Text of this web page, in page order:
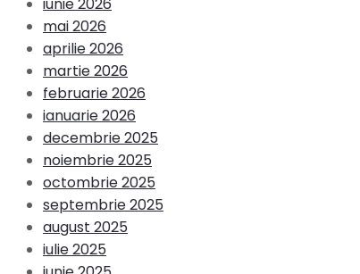
mai 2026
aprilie 2026
martie 2026
februarie 2026
ianuarie 2026
decembrie 2025
noiembrie 2025
octombrie 2025
septembrie 2025
august 2025
iulie 2025